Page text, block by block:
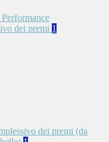
dei premi 1
dei premi (da